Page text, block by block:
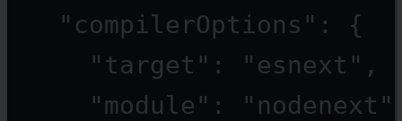
"compilerOptions" : {
"target" : "esnext" ,
"module" : "nodenext"